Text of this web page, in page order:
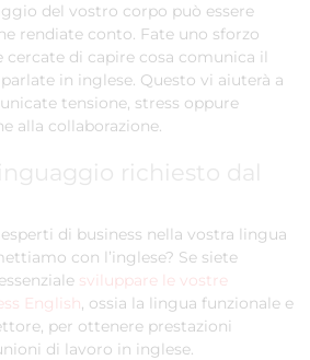
del vostro corpo può essere
rendiate conto. Fate uno sforzo
di capire cosa comunica il
in inglese. Questo vi aiuterà a
tensione, stress oppure
alla collaborazione.
richiesto dal
di business nella vostra lingua
con l’inglese? Se siete
sviluppare le vostre
English, ossia la lingua funzionale e
per ottenere prestazioni
di lavoro in inglese.